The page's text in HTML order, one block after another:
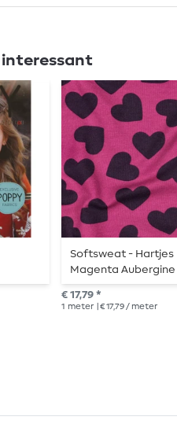
interessant
Softsweat - Hartjes
Magenta Aubergine
Geruwd
€ 17,79 *
1 meter | € 17,79 / meter